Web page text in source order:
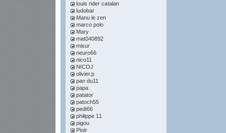
louis rider catalan
ludobar
Manu le zen
marco polo
Mary
mat040892
misur
neuro66
nico11
NICOJ
olivier.p
pan du11
papa
patator
patoch55
pedt66
philippe 11
pigou
Piotr